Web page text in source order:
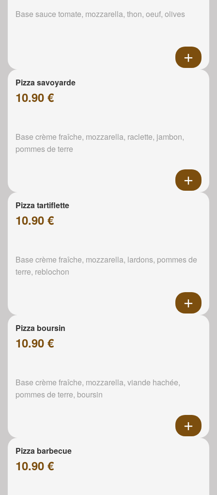
Base sauce tomate, mozzarella, thon, oeuf, olives
Pizza savoyarde
10.90 €
Base crème fraîche, mozzarella, raclette, jambon,
pommes de terre
Pizza tartiflette
10.90 €
Base crème fraîche, mozzarella, lardons, pommes de
terre, reblochon
Pizza boursin
10.90 €
Base crème fraîche, mozzarella, viande hachée,
pommes de terre, boursin
Pizza barbecue
10.90 €